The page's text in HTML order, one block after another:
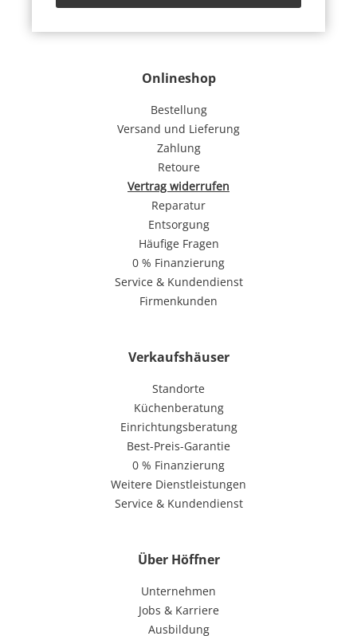
Onlineshop
Bestellung
Versand und Lieferung
Zahlung
Retoure
Vertrag widerrufen
Reparatur
Entsorgung
Häufige Fragen
0 % Finanzierung
Service & Kundendienst
Firmenkunden
Verkaufshäuser
Standorte
Küchenberatung
Einrichtungsberatung
Best-Preis-Garantie
0 % Finanzierung
Weitere Dienstleistungen
Service & Kundendienst
Über Höffner
Unternehmen
Jobs & Karriere
Ausbildung